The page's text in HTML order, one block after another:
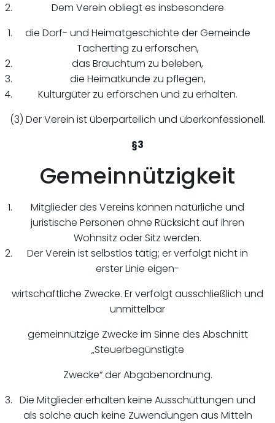
Dem Verein obliegt es insbesondere
die Dorf- und Heimatgeschichte der Gemeinde
Tacherting zu erforschen,
das Brauchtum zu beleben,
die Heimatkunde zu pflegen,
Kulturgüter zu erforschen und zu erhalten.
(3) Der Verein ist überparteilich und überkonfessionell.
§3
Gemeinnützigkeit
Mitglieder des Vereins können natürliche und
juristische Personen ohne Rücksicht auf ihren
Wohnsitz oder Sitz werden.
Der Verein ist selbstlos tätig; er verfolgt nicht in
erster Linie eigen-
wirtschaftliche Zwecke. Er verfolgt ausschließlich und
unmittelbar
gemeinnützige Zwecke im Sinne des Abschnitt
„Steuerbegünstigte
Zwecke“ der Abgabenordnung.
Die Mitglieder erhalten keine Ausschüttungen und
als solche auch keine Zuwendungen aus Mitteln